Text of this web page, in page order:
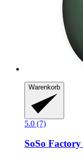
Warenkorb
5.0 (7)
SoSo Factory